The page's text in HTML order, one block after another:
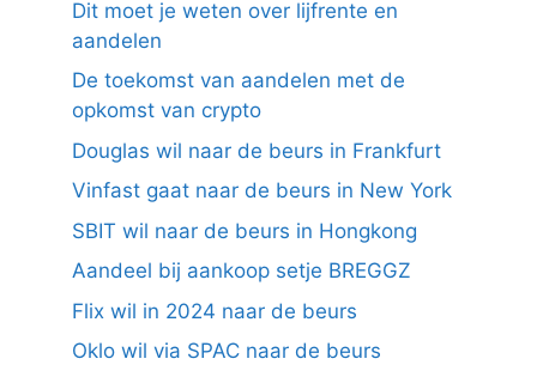
Dit moet je weten over lijfrente en
aandelen
De toekomst van aandelen met de
opkomst van crypto
Douglas wil naar de beurs in Frankfurt
Vinfast gaat naar de beurs in New York
SBIT wil naar de beurs in Hongkong
Aandeel bij aankoop setje BREGGZ
Flix wil in 2024 naar de beurs
Oklo wil via SPAC naar de beurs